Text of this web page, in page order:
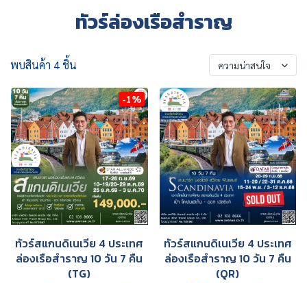
ทัวร์ล่องเรือสำราญ
พบสินค้า 4 ชิ้น ความน่าสนใจ
-1%
ทัวร์สแกนดิเนเวีย 4 ประเทศ
ล่องเรือสำราญ 10 วัน 7 คืน
(TG)
ทัวร์สแกนดิเนเวีย 4 ประเทศ
ล่องเรือสำราญ 10 วัน 7 คืน
(QR)